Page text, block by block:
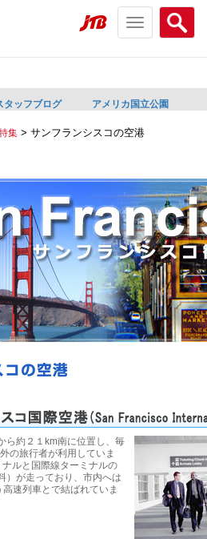
Search
menu
Toggle
navigation
タッフブログ アメリカ国立公園
集 > サンフランシスコの空港
ら約２１km南に位置し、毎
の旅行者が利用していま
ルと国際線ターミナルの
）が走っており、市内へは
速列車とで結ばれていま